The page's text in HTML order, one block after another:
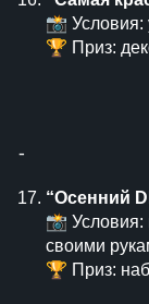
📸 Условия:
🏆 Приз:
⁃
“Осенний
📸 Условия:
своими
🏆 Приз: